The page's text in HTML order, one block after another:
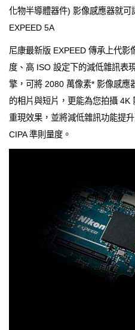
化物半導體器件) 影像感應器就可
EXPEED 5A
尼康最新版 EXPEED 傳承上代
度、高 ISO 設定下的減低雜訊表
擎，可將 2080 萬像素* 影像感應
的相片與短片，更能為您拍攝 4K
重現效果，並將減低雜訊功能提
CIPA 準則量度。